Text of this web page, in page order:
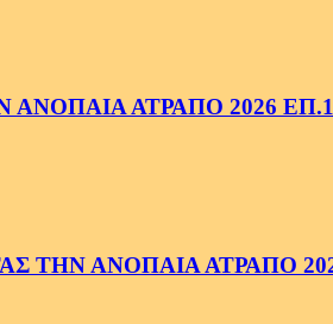
ΑΤΡΑΠΟ 2026
ΤΗΝ ΑΝΟΠΑΙΑ ΑΤΡΑΠΟ